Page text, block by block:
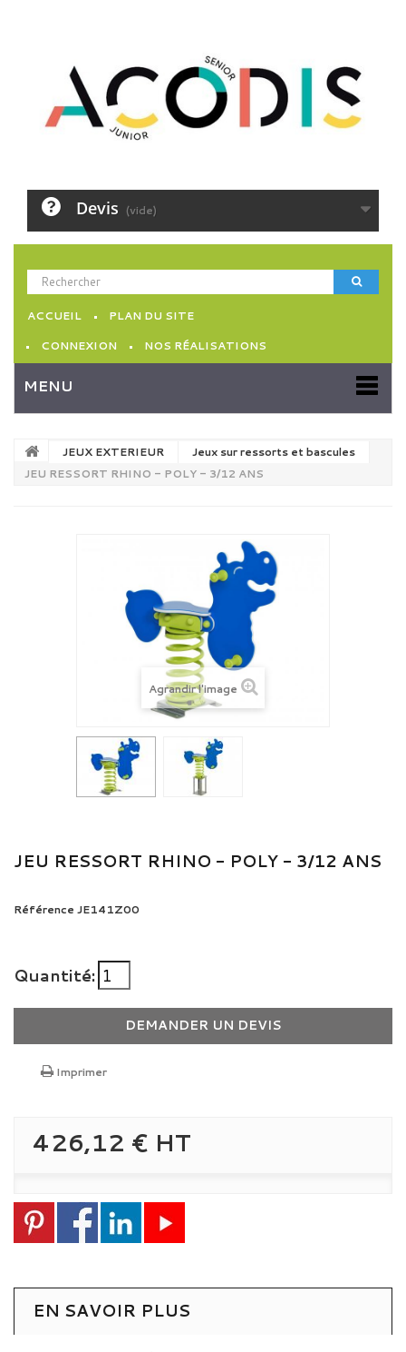
Devis (vide)
ACCUEIL
PLAN DU SITE
CONNEXION
NOS RÉALISATIONS
MENU
JEUX EXTERIEUR
Jeux sur ressorts et bascules
JEU RESSORT RHINO - POLY - 3/12 ANS
Agrandir l'image
JEU RESSORT RHINO - POLY - 3/12 ANS
Référence JE141Z00
Quantité:
DEMANDER UN DEVIS
Imprimer
426,12 € HT
EN SAVOIR PLUS